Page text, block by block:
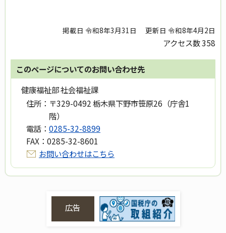
掲載日 令和8年3月31日 更新日 令和8年4月2日
アクセス数358
このページについてのお問い合わせ先
健康福祉部 社会福祉課
住所： 〒329-0492 栃木県下野市笹原26（庁舎1
階）
電話： 0285-32-8899
FAX： 0285-32-8601
お問い合わせはこちら
広告